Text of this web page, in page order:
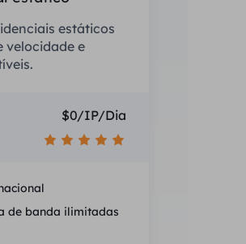
estáticos
velocidade e
$0/IP/Dia
de banda ilimitadas